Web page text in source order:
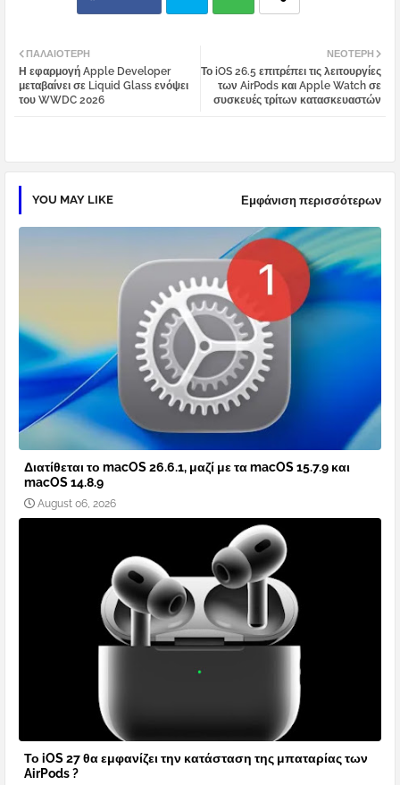
atsa
ΝΕΌΤΕΡΗ
Το iOS 26.5 επιτρέπει τις λειτουργίες
των AirPods και Apple Watch σε
συσκευές τρίτων κατασκευαστών
ΠΑΛΑΙΌΤΕΡΗ
Η εφαρμογή Apple Developer
μεταβαίνει σε Liquid Glass ενόψει
του WWDC 2026
YOU MAY LIKE Εμφάνιση περισσότερων
Διατίθεται το macOS 26.6.1, μαζί με τα macOS 15.7.9 και
macOS 14.8.9
August 06, 2026
Το iOS 27 θα εμφανίζει την κατάσταση της μπαταρίας των
AirPods ?